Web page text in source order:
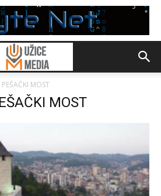
PEŠAČKI MOST
MOST